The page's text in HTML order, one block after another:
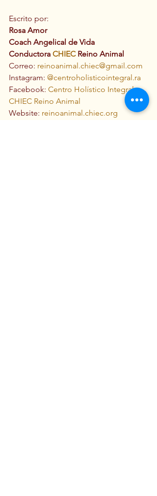
Escrito por:
Rosa Amor
Coach Angelical de Vida
Conductora CHIEC Reino Animal
Correo: reinoanimal.chiec@gmail.com
Instagram: @centroholisticointegral.ra
Facebook: Centro Holístico Integral
CHIEC Reino Animal
Website: reinoanimal.chiec.org